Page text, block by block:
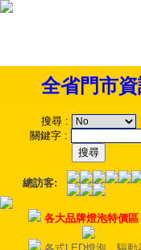
全省門市
搜尋 :
關鍵字 :
總訪客:
各大品牌燈泡特價區